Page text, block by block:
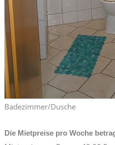
Badezimmer/Dusche
Die Mietpreise pro Woche